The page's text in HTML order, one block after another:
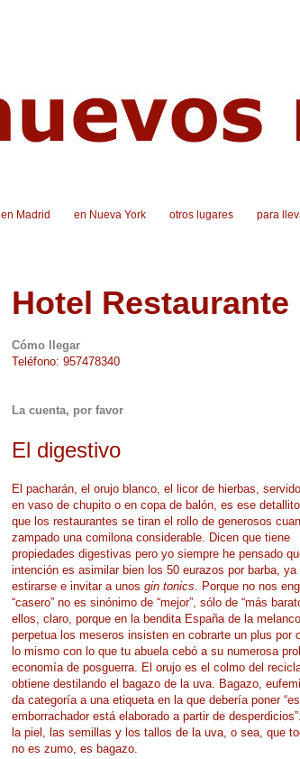
en Madrid en Nueva York otros lugares para
Hotel
Cómo llegar
Teléfono: 957478340
La cuenta, por favor
El digestivo
El pacharán, el orujo blanco, el licor de hierbas,
en vaso de chupito o en copa de balón, es ese
que los restaurantes se tiran el rollo de generosos
zampado una comilona considerable. Dicen que tiene
propiedades digestivas pero yo siempre he pensado
intención es asimilar bien los 50 eurazos por barba, ya
estirarse e invitar a unos gin tonics . Porque no nos
“casero” no es sinónimo de “mejor”, sólo de “más
ellos, claro, porque en la bendita España de la
perpetua los meseros insisten en cobrarte un plus por
lo mismo con lo que tu abuela cebó a su numerosa
economía de posguerra. El orujo es el colmo del
obtiene destilando el bagazo de la uva. Bagazo,
da categoría a una etiqueta en la que debería poner
emborrachador está elaborado a partir de
la piel, las semillas y los tallos de la uva, o sea, que
no es zumo, es bagazo.